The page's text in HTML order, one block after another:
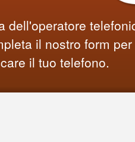
dell'operatore
il nostro form
il tuo telefono.